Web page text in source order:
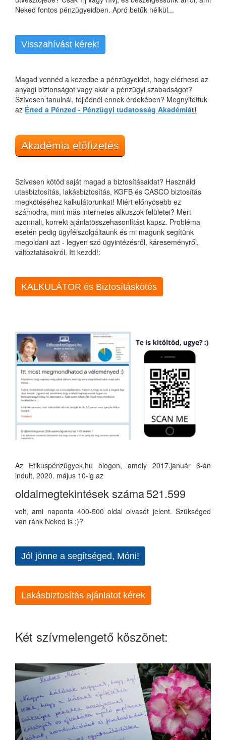
Neked fontos pénzügyeidben. Apró betűk nélkül...
Visszahívást kérek!
Magad vennéd a kezedbe a pénzügyeidet, hogy elérhesd az
anyagi biztonságot vagy akár a pénzügyi szabadságot?
Szívesen tanulnál, fejlődnél ennek érdekében? Megnyitottuk
az Érted a Pénzed - Pénzügyi tudatosság Akadémiát!
Akadémia előfizetés
Szívesen kötöd saját magad a biztosításaidat? Használd
utasbiztosítás, lakásbiztosítás, KGFB és CASCO biztosítás
megkötéséhez kalkulátorunkat! Miért előnyösebb ez
számodra, mint más internetes alkuszok felületei? Mert
azonnali, korrekt ajánlatösszehasonlítást kapsz. Probléma
esetén pedig ügyfélszolgáltaunk és mi magunk segítünk
megoldani azt - legyen szó ügyintézésről, káreseményről,
változtatásokról. Itt kezdd!:
KALKULÁTOR és Biztosításkötés
Az Etikuspénzügyek.hu blogon, amely 2017.január 6-án
indult, 2020. május 10-ig az
oldalmegtekintések száma521.599
volt, ami naponta 400-500 oldal olvasót jelent. Szükséged
van ránk Neked is :)?
Jól jönne a segítséged, Móni!
Lakásbiztosítás ajánlatot kérek
Két szívmelengető köszönet: